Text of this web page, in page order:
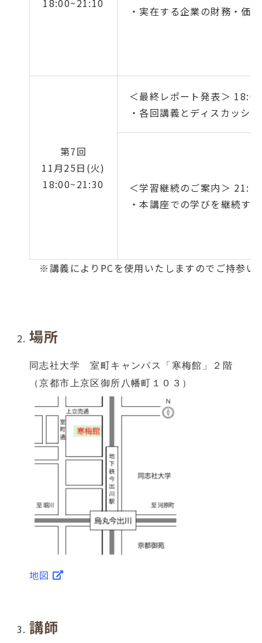
・実在する企業の財務・価
第7回
11月25日(火)
18:00~21:30
＜最終レポート発表＞
・各回講義とディスカッシ
＜学習継続のご案内＞
・本講座での学びを継続す
※講義によりPCを使用いたしますのでご持参い
場所
同志社大学 室町キャンパス「寒梅館」２階
（京都市上京区御所八幡町１０３）
地図
講師